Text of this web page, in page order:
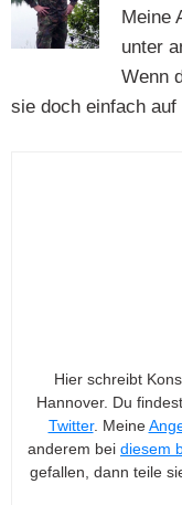
Meine
unter
Wenn
sie doch einfach
Hier schreibt
Hannover. Du
Twitter. Meine
anderem bei diesem
gefallen, dann teile